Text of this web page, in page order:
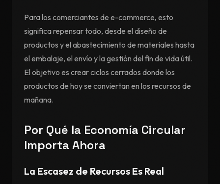
Para los comerciantes de e-commerce, esto
significa repensar todo, desde el diseño de
productos y el abastecimiento de materiales hasta
el embalaje, el envío y la gestión del fin de vida útil.
El objetivo es crear ciclos cerrados donde los
productos de hoy se conviertan en los recursos de
mañana.
Por Qué la Economía Circular
Importa Ahora
La Escasez de Recursos Es Real